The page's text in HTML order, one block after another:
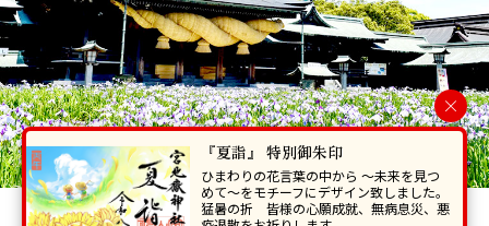
当ホームページで掲載の写真・イラスト等を無断で転写･複製することを
×
『夏詣』 特別御朱印
ひまわりの花言葉の中から 〜未来を見つ
めて〜をモチーフにデザイン致しました。
猛暑の折 皆様の心願成就、無病息災、悪